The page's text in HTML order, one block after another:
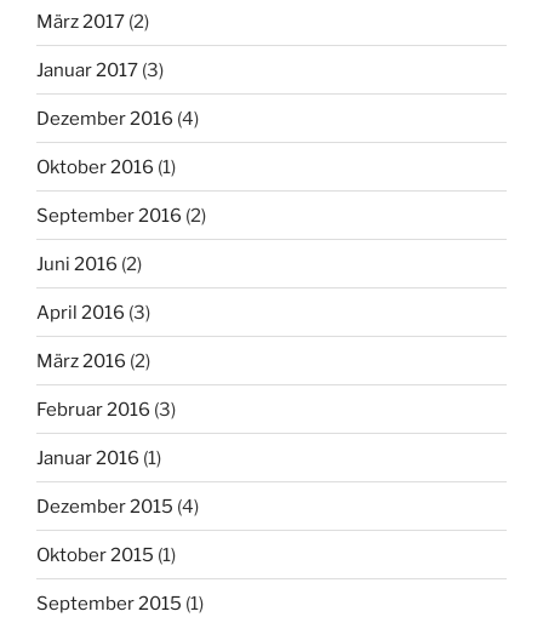
März 2017 (2)
Januar 2017 (3)
Dezember 2016 (4)
Oktober 2016 (1)
September 2016 (2)
Juni 2016 (2)
April 2016 (3)
März 2016 (2)
Februar 2016 (3)
Januar 2016 (1)
Dezember 2015 (4)
Oktober 2015 (1)
September 2015 (1)